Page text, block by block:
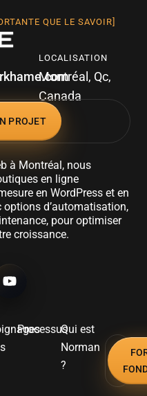
QUE LE SAVOIR]
LOCALISATION
Montréal, Qc,
Canada
PROJET
à Montréal, nous
en ligne
en WordPress et en
d’automatisation,
pour optimiser
croissance.
ProcessusQui est
Norman
?